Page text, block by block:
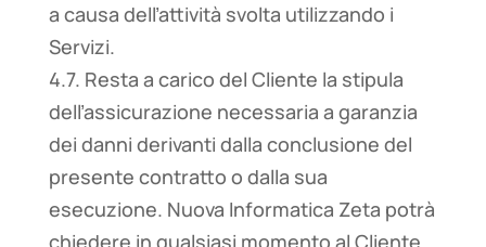
a causa dell’attività svolta utilizzando i
Servizi.
4.7. Resta a carico del Cliente la stipula
dell’assicurazione necessaria a garanzia
dei danni derivanti dalla conclusione del
presente contratto o dalla sua
esecuzione. Nuova Informatica Zeta potrà